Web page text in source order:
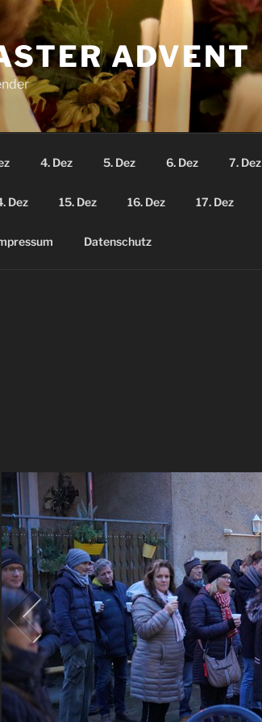
ADVENT
4. Dez 5. Dez 6. Dez 7. Dez
Dez 15. Dez 16. Dez 17. Dez
Datenschutz